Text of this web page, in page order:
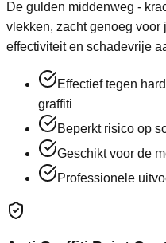
De gulden middenweg -
vlekken, zacht genoeg voor
effectiviteit en schadevrije
Effectief tegen
graffiti
Beperkt risico op
Geschikt voor de
Professionele